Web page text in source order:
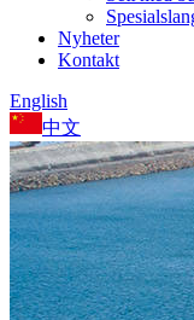
Nyheter
Kontakt
English
中文